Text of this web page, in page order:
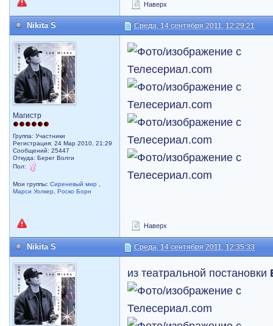
Наверх
Nikita S Среда, 14 сентября 2011, 12:29:21
Магистр
Группа: Участники
Регистрация: 24 Мар 2010, 21:29
Сообщений: 25447
Откуда: Берег Волги
Пол:
Мои группы:Сиреневый мир
Марси Уолкер
,Роско Борн
Наверх
Nikita S Среда, 14 сентября 2011, 12:35:33
из театральной постановки